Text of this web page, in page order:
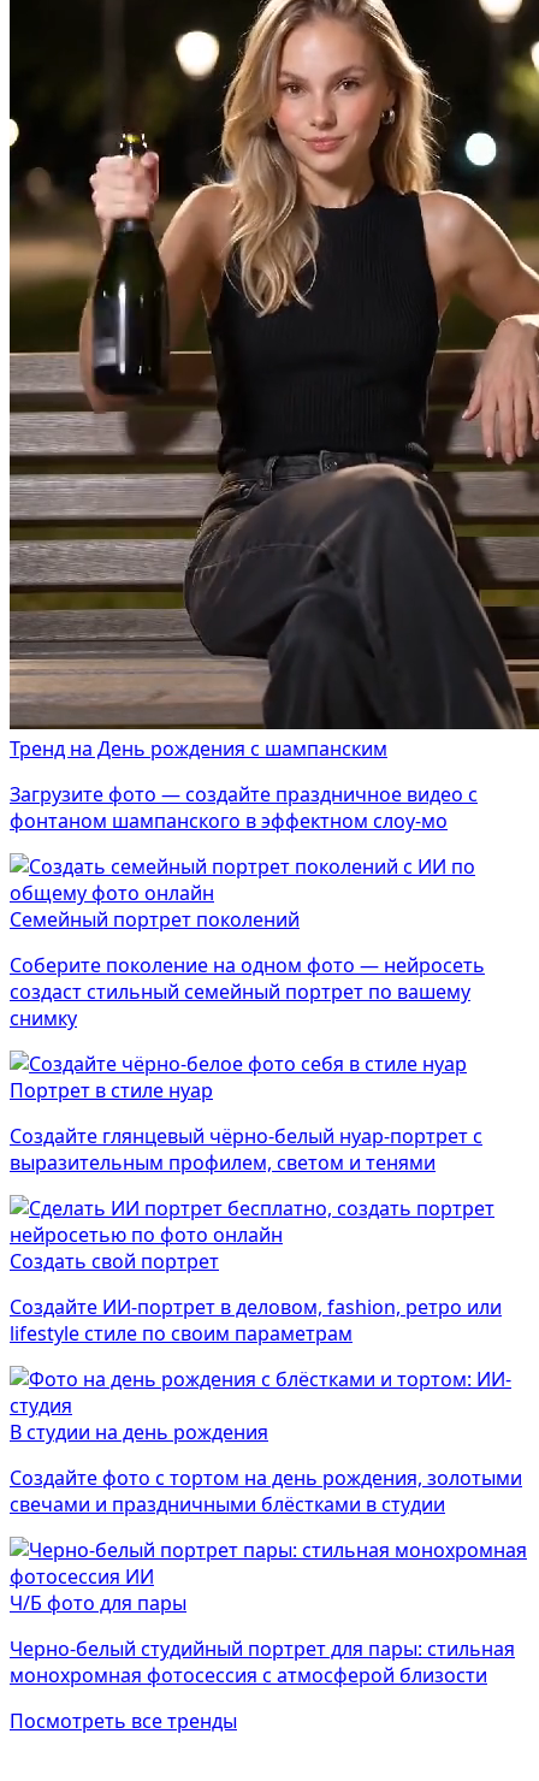
Тренд на День рождения с шампанским
Загрузите фото — создайте праздничное видео с
фонтаном шампанского в эффектном слоу-мо
Семейный портрет поколений
Соберите поколение на одном фото — нейросеть
создаст стильный семейный портрет по вашему
снимку
Портрет в стиле нуар
Создайте глянцевый чёрно-белый нуар-портрет с
выразительным профилем, светом и тенями
Создать свой портрет
Создайте ИИ-портрет в деловом, fashion, ретро или
lifestyle стиле по своим параметрам
В студии на день рождения
Создайте фото с тортом на день рождения, золотыми
свечами и праздничными блёстками в студии
Ч/Б фото для пары
Черно-белый студийный портрет для пары: стильная
монохромная фотосессия с атмосферой близости
Посмотреть все тренды